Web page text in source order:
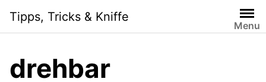
content
Tipps, Tricks & Kniffe
Menu
drehbar